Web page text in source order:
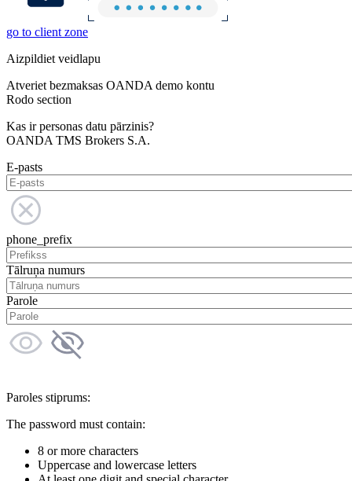
go to client zone
Aizpildiet veidlapu
Atveriet bezmaksas OANDA demo kontu
Rodo section
Kas ir personas datu pārzinis?
OANDA TMS Brokers S.A.
E-pasts
phone_prefix
Tālruņa numurs
Parole
Paroles stiprums:
The password must contain:
8 or more characters
Uppercase and lowercase letters